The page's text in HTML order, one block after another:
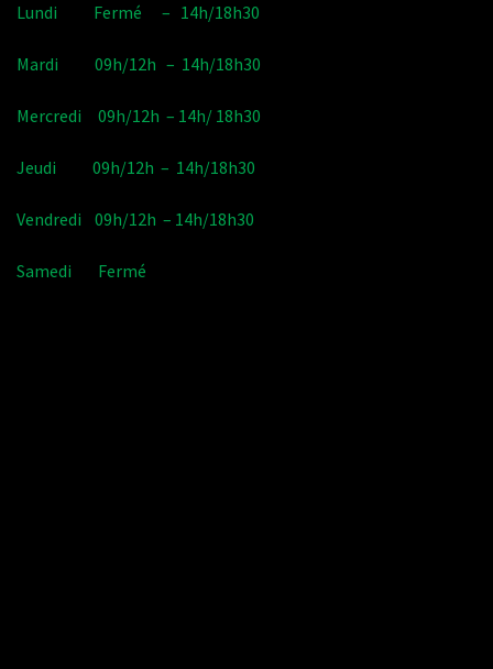
Lundi Fermé – 14h/18h30
Mardi 09h/12h – 14h/18h30
Mercredi 09h/12h – 14h/ 18h30
Jeudi 09h/12h – 14h/18h30
Vendredi 09h/12h – 14h/18h30
Samedi Fermé